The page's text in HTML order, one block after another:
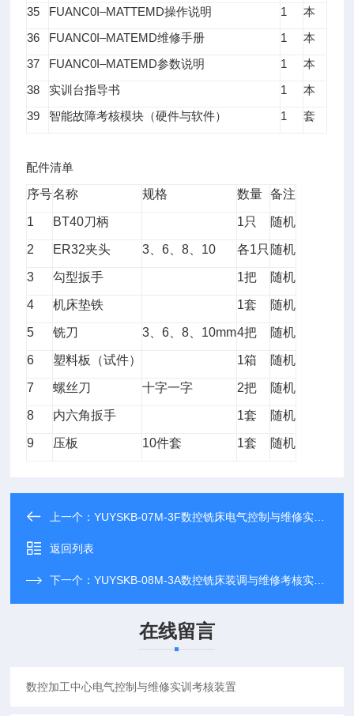
35 FUANC0I–MATTEMD操作说明 1 本
36 FUANC0I–MATEMD维修手册 1 本
37 FUANC0I–MATEMD参数说明 1 本
38 实训台指导书 1 本
39 智能故障考核模块（硬件与软件） 1 套
配件清单
序号名称 规格 数量 备注
1 BT40刀柄 1 只 随机
2 ER32夹头 3 、6 、8 10 各1 只 随机
3 勾型扳手 1把 随机
4 机床垫铁 1套 随机
5 铣刀 3 、6 、8 10mm4把 随机
6 塑料板（试件） 1箱 随机
7 螺丝刀 十字一字 2把 随机
8 内六角扳手 1套 随机
9 压板 10件套 1套 随机
上一个：YUYSKB-07M-3F数控铣床电气控制与维修实训考核装置
返回列表
下一个：YUYSKB-08M-3A数控铣床装调与维修考核实训设备
在线留言